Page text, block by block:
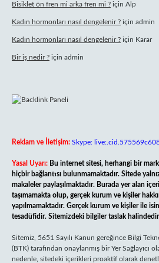
Bisiklet ön fren mi arka fren mi ? için Alp
Kadın hormonları nasıl dengelenir ? için admin
Kadın hormonları nasıl dengelenir ? için Karar
Bir iş nedir ? için admin
Reklam ve İletişim: Skype:
Yasal Uyarı: Bu internet sitesi, herhangi bir
hiçbir bağlantısı bulunmamaktadır. Sitede
makaleler paylaşılmaktadır. Burada yer alan
taşımamakta olup, gerçek kurum ve kişiler
yapılmamaktadır. Gerçek kurum ve kişiler ile
tesadüfidir. Sitemizdeki bilgiler taslak
Sitemiz, 5651 Sayılı Kanun gereğince Bilgi
(BTK) tarafından onaylanmış bir Yer Sağlayıcı
nedenle, sitedeki içerikleri proaktif olarak